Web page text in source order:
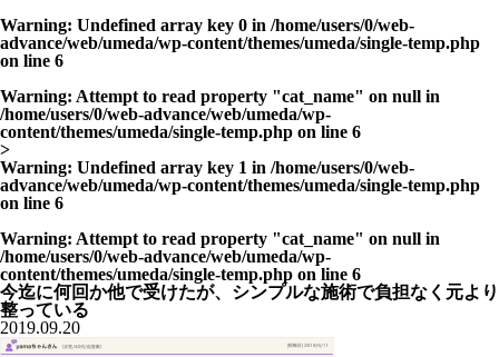
Warning: Undefined array key 0 in /home/users/0/web-
advance/web/umeda/wp-content/themes/umeda/single-temp.php
on line 6
Warning: Attempt to read property "cat_name" on null in
/home/users/0/web-advance/web/umeda/wp-
content/themes/umeda/single-temp.php on line 6
>
Warning: Undefined array key 1 in /home/users/0/web-
advance/web/umeda/wp-content/themes/umeda/single-temp.php
on line 6
Warning: Attempt to read property "cat_name" on null in
/home/users/0/web-advance/web/umeda/wp-
content/themes/umeda/single-temp.php on line 6
今迄に何回か他で受けたが、シンプルな施術で負担なく元より
整っている
2019.09.20